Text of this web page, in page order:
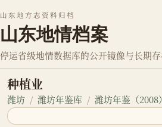
山东地方志资料归档
山东地情档案
停运省级地情数据库的公开镜像与长期存
种植业
潍坊 潍坊年鉴库 潍坊年鉴（2008）